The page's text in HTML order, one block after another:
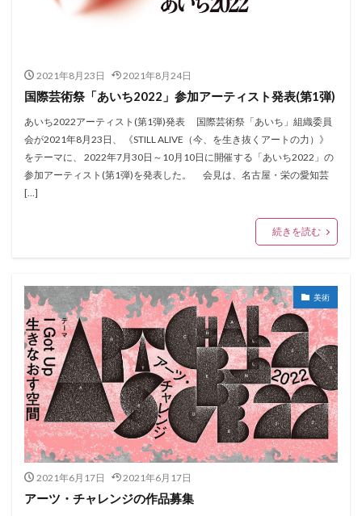
2021年8月23日 2021年8月24日
国際芸術祭「あいち2022」参加アーティスト発表(第1弾)
あいち2022アーティスト(第1弾)発表 国際芸術祭「あいち」組織委員
会が2021年8月23日、 《STILL ALIVE（今、を生き抜くアートの力）》
をテーマに、 2022年7月30日～10月10日に開催する「あいち2022」の
参加アーティスト(第1弾)を発表した。 会見は、名古屋・栄の愛知芸
[…]
続きを読む
美術
2021年6月17日 2021年6月17日
アーツ・チャレンジの作品募集